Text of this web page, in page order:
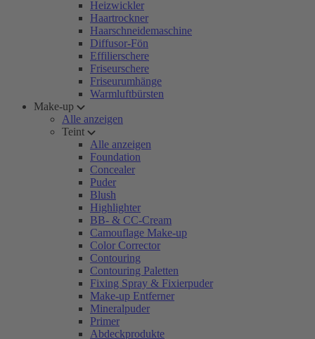
Heizwickler
Haartrockner
Haarschneidemaschine
Diffusor-Fön
Effilierschere
Friseurschere
Friseurumhänge
Warmluftbürsten
Make-up
Alle anzeigen
Teint
Alle anzeigen
Foundation
Concealer
Puder
Blush
Highlighter
BB- & CC-Cream
Camouflage Make-up
Color Corrector
Contouring
Contouring Paletten
Fixing Spray & Fixierpuder
Make-up Entferner
Mineralpuder
Primer
Abdeckprodukte